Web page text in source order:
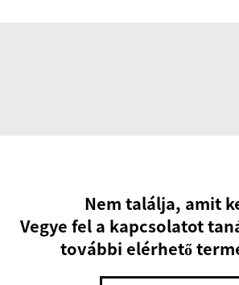
Nem találja, amit
Vegye fel a kapcsolatot
további elérhető